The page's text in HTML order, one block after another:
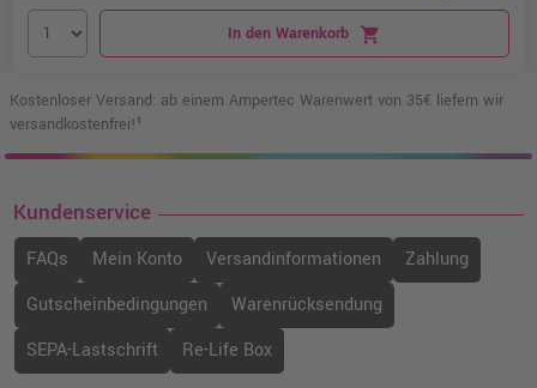
In den Warenkorb shopping_cart
Kostenloser Versand: ab einem Ampertec Warenwert von 35€ liefern wir
versandkostenfrei!¹
Kundenservice
FAQs Mein Konto Versandinformationen
Zahlung
Gutscheinbedingungen
Warenrücksendung
SEPA-Lastschrift
Re-Life Box